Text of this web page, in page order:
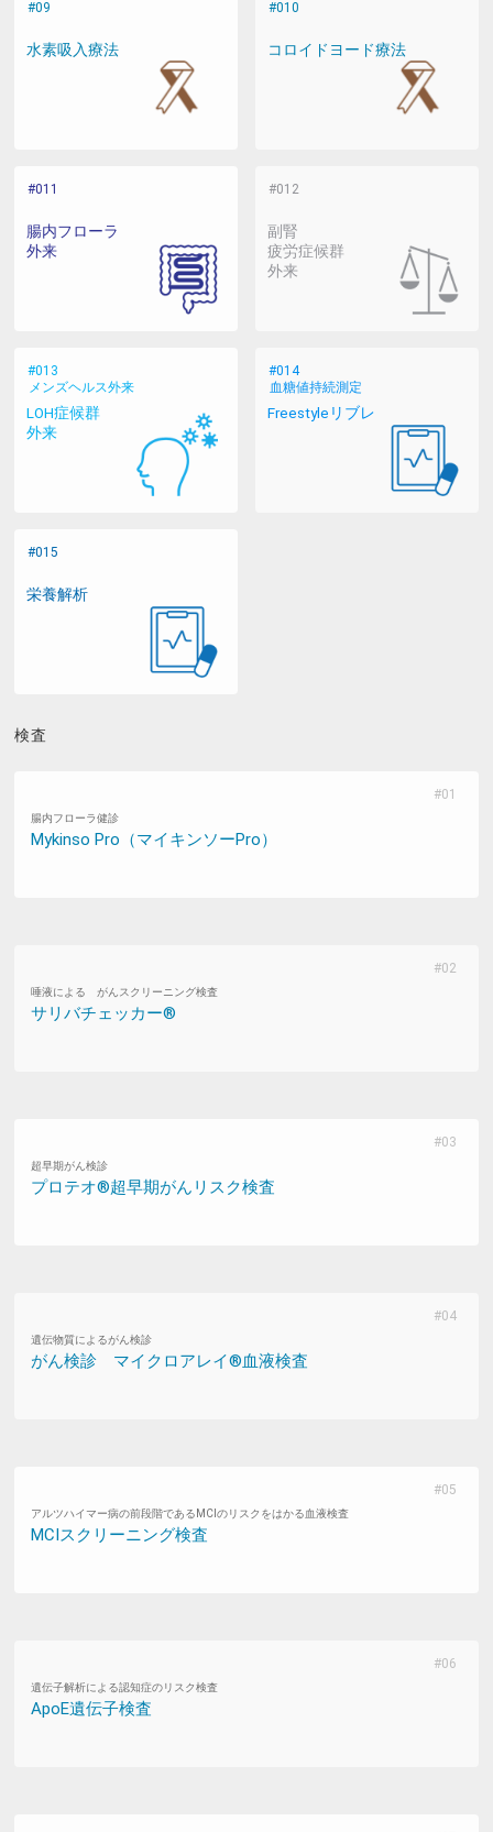
水素吸入療法 コロイドヨード療法
腸内フローラ
外来
副腎
疲労症候群
外来
LOH症候群
外来
メンズヘルス外来
Freestyleリブレ
血糖値持続測定
栄養解析
検査
腸内フローラ健診
Mykinso Pro（マイキンソーPro）
唾液による がんスクリーニング検査
サリバチェッカー®
超早期がん検診
プロテオ®超早期がんリスク検査
遺伝物質によるがん検診
がん検診 マイクロアレイ®血液検査
アルツハイマー病の前段階であるMCIのリスクをはかる血液検査
MCIスクリーニング検査
遺伝子解析による認知症のリスク検査
ApoE遺伝子検査